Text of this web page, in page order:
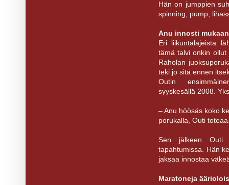
Hän on jumppien
spinning, pump,
Anu innosti mukaan
Eri liikuntalajeista
tämä talvi onkin ollut
Raholan
teki jo sitä ennen
Outin
syyskesällä 2008.
– Anu höösäs koko
porukalla, Outi
Sen jälkeen Outi
tapahtumissa. Hän
jaksaa innostaa
Maratoneja